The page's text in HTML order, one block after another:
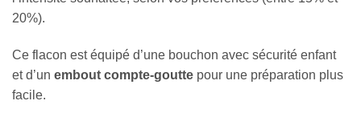
20%).
Ce flacon est équipé d’une bouchon avec sécurité enfant
et d’un embout compte-goutte pour une préparation plus
facile.